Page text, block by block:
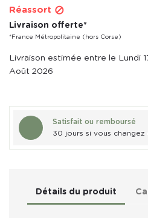
Réassort 
Livraison offerte*
*France Métropolitaine (hors Corse)
Livraison estimée entre le Lundi
Août 2026
Satisfait ou remboursé
30 jours si vous changez
Détails du produit